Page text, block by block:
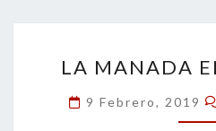
LA MANADA
9 Febrero, 2019